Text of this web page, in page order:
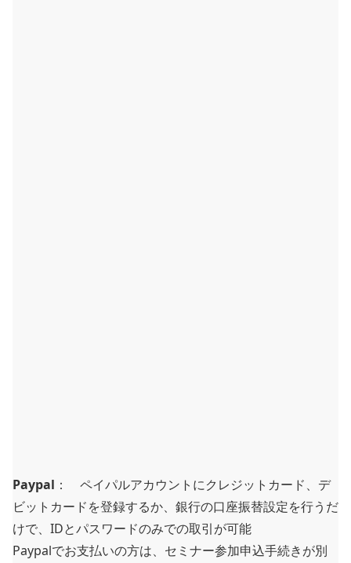
Paypal ： ペイパルアカウントにクレジットカード、デ
ビットカードを登録するか、銀行の口座振替設定を行うだ
けで、IDとパスワードのみでの取引が可能
Paypalでお支払いの方は、セミナー参加申込手続きが別